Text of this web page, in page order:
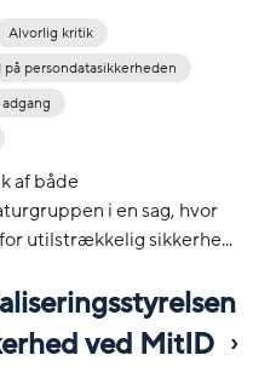
Alvorlig kritik
persondatasikkerheden
af både
i en sag, hvor
utilstrækkelig sikkerhe...
ved MitID